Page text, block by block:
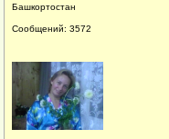
Башкортостан
Сообщений: 3572